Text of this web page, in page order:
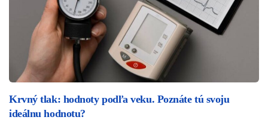
Krvný tlak: hodnoty podľa veku. Poznáte tú svoju
ideálnu hodnotu?